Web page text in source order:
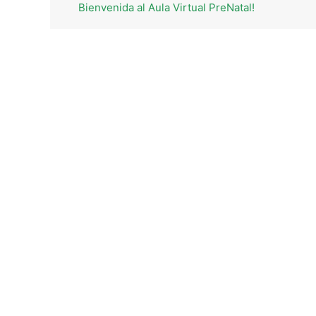
Bienvenida al Aula Virtual PreNatal!